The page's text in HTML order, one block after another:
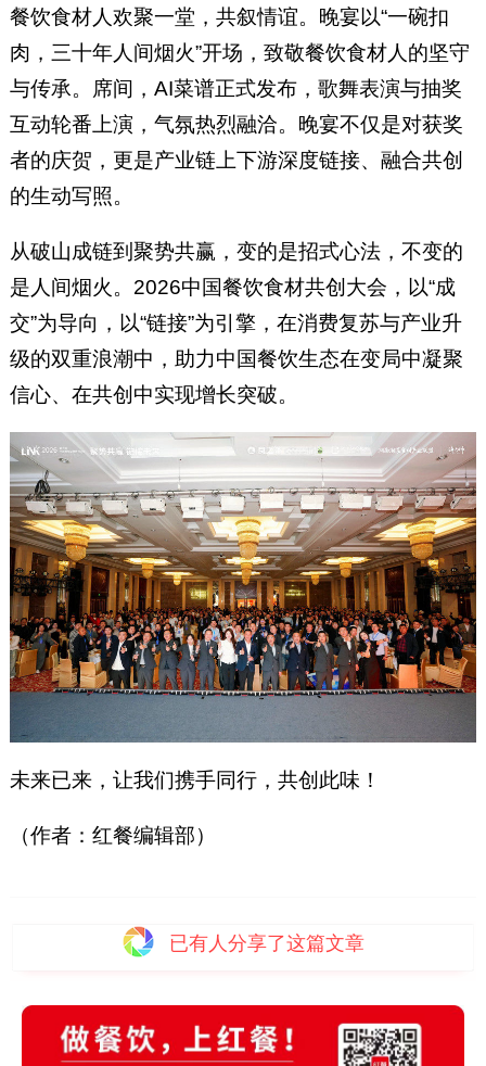
餐饮食材人欢聚一堂，共叙情谊。晚宴以“一碗扣
肉，三十年人间烟火”开场，致敬餐饮食材人的坚守
与传承。席间，AI菜谱正式发布，歌舞表演与抽奖
互动轮番上演，气氛热烈融洽。晚宴不仅是对获奖
者的庆贺，更是产业链上下游深度链接、融合共创
的生动写照。
从破山成链到聚势共赢，变的是招式心法，不变的
是人间烟火。2026中国餐饮食材共创大会，以“成
交”为导向，以“链接”为引擎，在消费复苏与产业升
级的双重浪潮中，助力中国餐饮生态在变局中凝聚
信心、在共创中实现增长突破。
未来已来，让我们携手同行，共创此味！
（作者：红餐编辑部）
已有人分享了这篇文章